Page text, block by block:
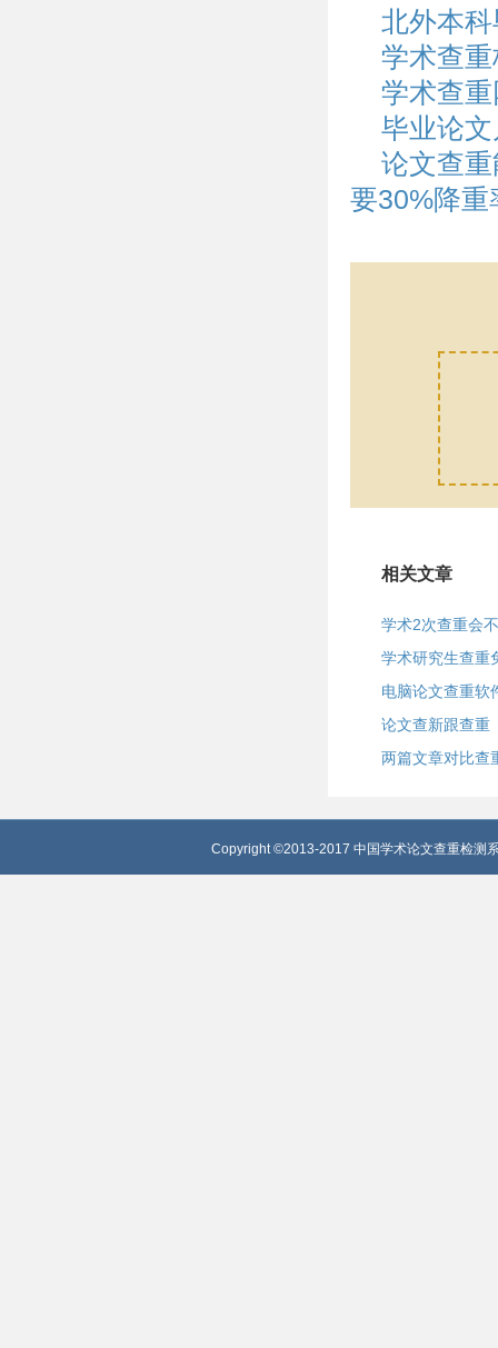
北外本
学术查
学术查
毕业论
论文查
要30%降重
相关文章
学术2次查重会
学术研究生查重
电脑论文查重软
论文查新跟查重
两篇文章对比查
Copyright ©2013-2017 中国学术论文查重检